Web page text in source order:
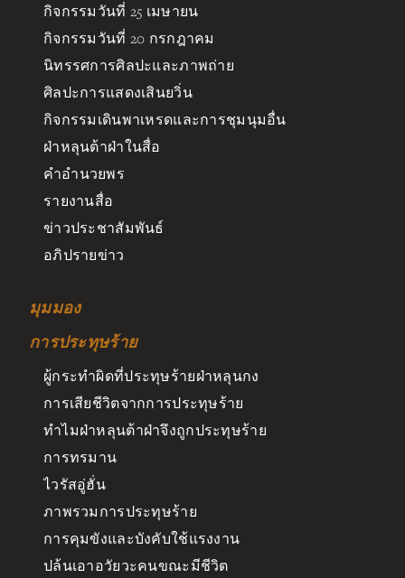
กิจกรรมวันที่ 25 เมษายน
กิจกรรมวันที่ 20 กรกฎาคม
นิทรรศการศิลปะและภาพถ่าย
ศิลปะการแสดงเสินยวิ่น
กิจกรรมเดินพาเหรดและการชุมนุมอื่น
ฝ่าหลุนต้าฝ่าในสื่อ
คำอำนวยพร
รายงานสื่อ
ข่าวประชาสัมพันธ์
อภิปรายข่าว
มุมมอง
การประทุษร้าย
ผู้กระทำผิดที่ประทุษร้ายฝ่าหลุนกง
การเสียชีวิตจากการประทุษร้าย
ทำไมฝ่าหลุนต้าฝ่าจึงถูกประทุษร้าย
การทรมาน
ไวรัสอู่ฮั่น
ภาพรวมการประทุษร้าย
การคุมขังและบังคับใช้แรงงาน
ปล้นเอาอวัยวะคนขณะมีชีวิต